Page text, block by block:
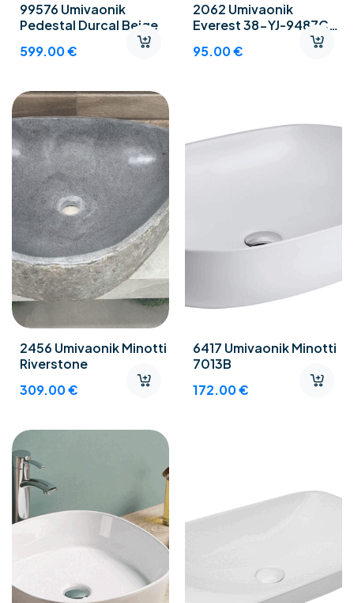
99576 Umivaonik
Pedestal Durcal Beige
599.00€
2062 Umivaonik
Everest 38-YJ-9487C
95.00€
2456 Umivaonik Minotti
Riverstone
309.00€
6417 Umivaonik Minotti
7013B
172.00€